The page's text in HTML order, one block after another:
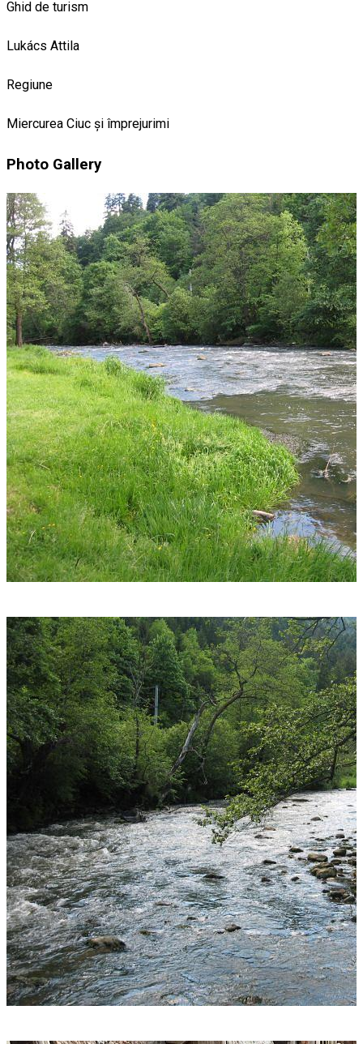
Ghid de turism
Lukács Attila
Regiune
Miercurea Ciuc și împrejurimi
Photo Gallery